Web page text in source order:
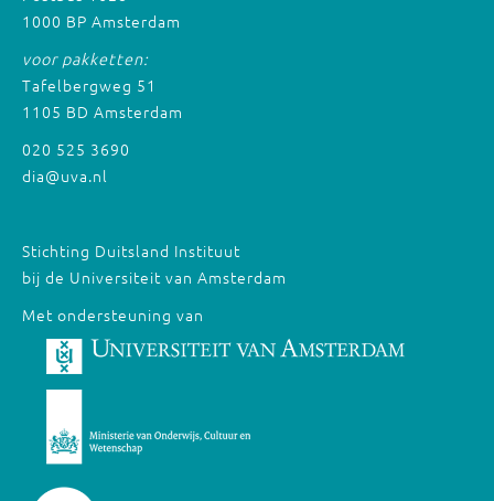
1000 BP Amsterdam
voor pakketten:
Tafelbergweg 51
1105 BD Amsterdam
020 525 3690
dia@uva.nl
Stichting Duitsland Instituut
bij de Universiteit van Amsterdam
Met ondersteuning van